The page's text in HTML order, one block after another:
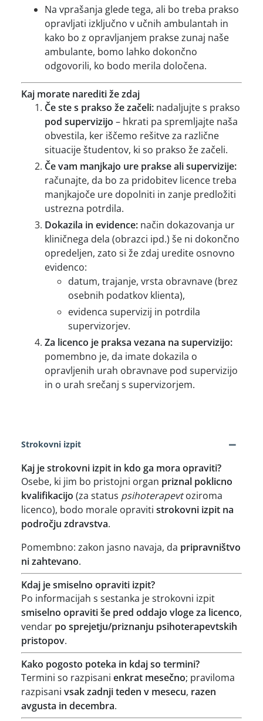
Na vprašanja glede tega, ali bo treba prakso
opravljati izključno v učnih ambulantah in
kako bo z opravljanjem prakse zunaj naše
ambulante, bomo lahko dokončno
odgovorili, ko bodo merila določena.
Kaj morate narediti že zdaj
Če ste s prakso že začeli: nadaljujte s prakso
pod supervizijo – hkrati pa spremljajte naša
obvestila, ker iščemo rešitve za različne
situacije študentov, ki so prakso že začeli.
Če vam manjkajo ure prakse ali supervizije:
računajte, da bo za pridobitev licence treba
manjkajoče ure dopolniti in zanje predložiti
ustrezna potrdila.
Dokazila in evidence: način dokazovanja ur
kliničnega dela (obrazci ipd.) še ni dokončno
opredeljen, zato si že zdaj uredite osnovno
evidenco:
datum, trajanje, vrsta obravnave (brez
osebnih podatkov klienta),
evidenca supervizij in potrdila
supervizorjev.
Za licenco je praksa vezana na supervizijo:
pomembno je, da imate dokazila o
opravljenih urah obravnave pod supervizijo
in o urah srečanj s supervizorjem.
Strokovni izpit −
Kaj je strokovni izpit in kdo ga mora opraviti?
Osebe, ki jim bo pristojni organ priznal poklicno
kvalifikacijo (za status psihoterapevtoziroma
licenco), bodo morale opraviti strokovni izpit na
področju zdravstva.
Pomembno: zakon jasno navaja, da pripravništvo
ni zahtevano.
Kdaj je smiselno opraviti izpit?
Po informacijah s sestanka je strokovni izpit
smiselno opraviti še pred oddajo vloge za licenco,
vendar po sprejetju/priznanju psihoterapevtskih
pristopov.
Kako pogosto poteka in kdaj so termini?
Termini so razpisani enkrat mesečno; praviloma
razpisani vsak zadnji teden v mesecu, razen
avgusta in decembra.